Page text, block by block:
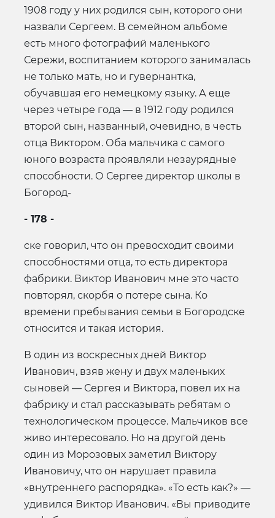
1908 году у них родился сын, которого они
назвали Сергеем. В семейном альбоме
есть много фотографий маленького
Сережи, воспитанием которого занималась
не только мать, но и гувернантка,
обучавшая его немецкому языку. А еще
через четыре года — в 1912 году родился
второй сын, названный, очевидно, в честь
отца Виктором. Оба мальчика с самого
юного возраста проявляли незаурядные
способности. О Сергее директор школы в
Богород-
- 178 -
ске говорил, что он превосходит своими
способностями отца, то есть директора
фабрики. Виктор Иванович мне это часто
повторял, скорбя о потере сына. Ко
времени пребывания семьи в Богородске
относится и такая история.
В один из воскресных дней Виктор
Иванович, взяв жену и двух маленьких
сыновей — Сергея и Виктора, повел их на
фабрику и стал рассказывать ребятам о
технологическом процессе. Мальчиков все
живо интересовало. Но на другой день
один из Морозовых заметил Виктору
Ивановичу, что он нарушает правила
«внутреннего распорядка». «То есть как?» —
удивился Виктор Иванович. «Вы приводите